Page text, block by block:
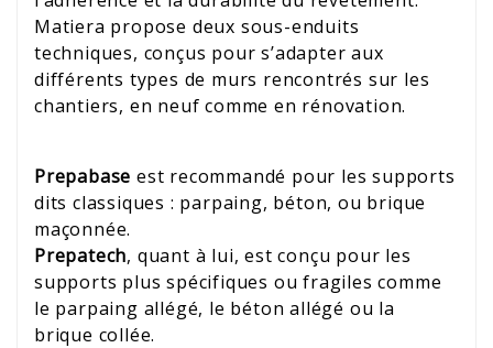
Matiera propose deux sous-enduits
techniques, conçus pour s’adapter aux
différents types de murs rencontrés sur les
chantiers, en neuf comme en rénovation.
Prepabase est recommandé pour les supports
dits classiques : parpaing, béton, ou brique
maçonnée.
Prepatech, quant à lui, est conçu pour les
supports plus spécifiques ou fragiles comme
le parpaing allégé, le béton allégé ou la
brique collée.